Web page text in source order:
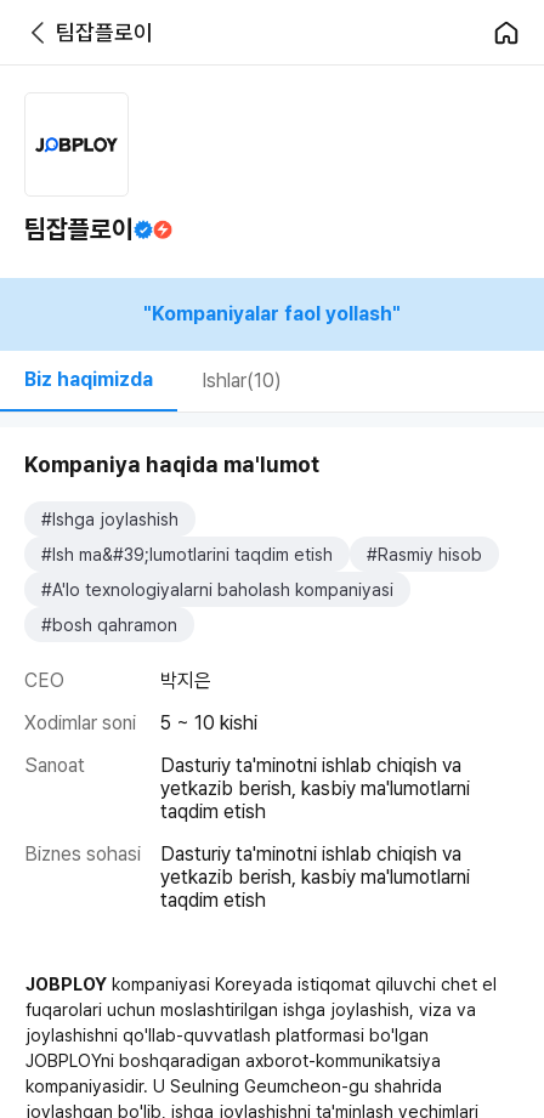
팀잡플로이
팀잡플로이
"Kompaniyalar faol yollash"
Biz haqimizda Ishlar(10)
Kompaniya haqida ma'lumot
#Ishga joylashish
#Ish ma&#39;lumotlarini taqdim etish
#Rasmiy hisob
#A'lo texnologiyalarni baholash kompaniyasi
#bosh qahramon
CEO
박지은
Xodimlar soni
5 ~ 10 kishi
Sanoat
Dasturiy ta'minotni ishlab chiqish va
yetkazib berish, kasbiy ma'lumotlarni
taqdim etish
Biznes sohasi
Dasturiy ta'minotni ishlab chiqish va
yetkazib berish, kasbiy ma'lumotlarni
taqdim etish
JOBPLOY kompaniyasi Koreyada istiqomat qiluvchi chet el
fuqarolari uchun moslashtirilgan ishga joylashish, viza va
joylashishni qo'llab-quvvatlash platformasi bo'lgan
JOBPLOYni boshqaradigan axborot-kommunikatsiya
kompaniyasidir. U Seulning Geumcheon-gu shahrida
joylashgan bo'lib, ishga joylashishni ta'minlash yechimlari